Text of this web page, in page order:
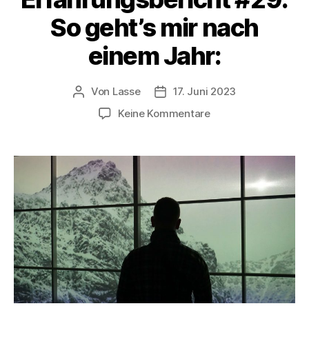
So geht’s mir nach
einem Jahr:
Beitragsautor
Von Lasse Beitragsdatum
17. Juni 2023
Keine Kommentarezu
Erfahrungsbericht
geht’s
einem
Jahr: